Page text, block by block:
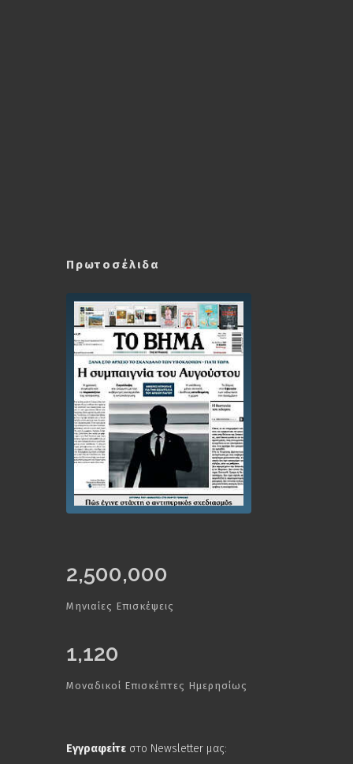
Πρωτοσέλιδα
2,500,000
Μηνιαίες Επισκέψεις
1,120
Μοναδικοί Επισκέπτες Ημερησίως
Εγγραφείτε στο Newsletter μας: